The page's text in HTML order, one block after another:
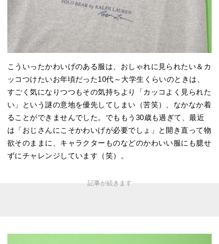
こういったかわいげのある服は、おしゃれに見られたい＆カ
ッコつけたいお年頃だった10代～大学生くらいのときは、
すごく気になりつつもその気持ちより「カッコよく見られた
い」という謎の意地を優先してしまい（苦笑）、なかなか着
ることができませんでした。でももう30歳も過ぎて、最近
は「おじさんにこそかわいげが必要でしょ」と開き直って物
欲そのままに、キャラクターものなどのかわいい服にも臆せ
ずにチャレンジしています（笑）。